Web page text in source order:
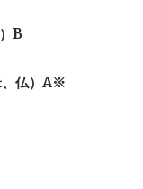
B
、仏）A※